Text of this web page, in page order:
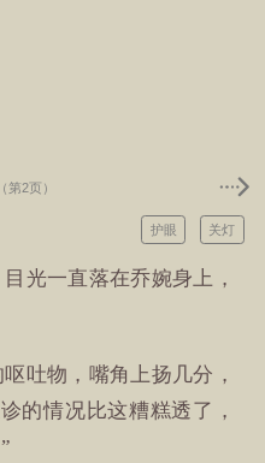
第2页）
关灯
护眼
光一直落在乔婉身上，
吐物，嘴角上扬几分，
的情况比这糟糕透了，